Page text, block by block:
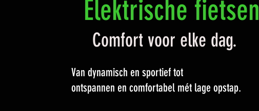
Elektrische fietsen
Comfort voor elke dag.
Van dynamisch en sportief tot
ontspannen en comfortabel mét lage opstap.